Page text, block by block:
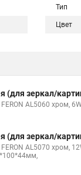
Тип
Цвет
(для зеркал/
AL5060 хром,
(для зеркал/
AL5070 хром,